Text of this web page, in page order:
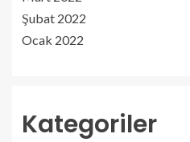
Şubat 2022
Ocak 2022
Kategoriler